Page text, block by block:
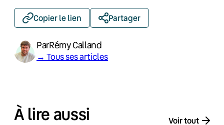
Copier le lien Partager
ParRémy Calland
→ Tous ses articles
À lire aussi Voir tout